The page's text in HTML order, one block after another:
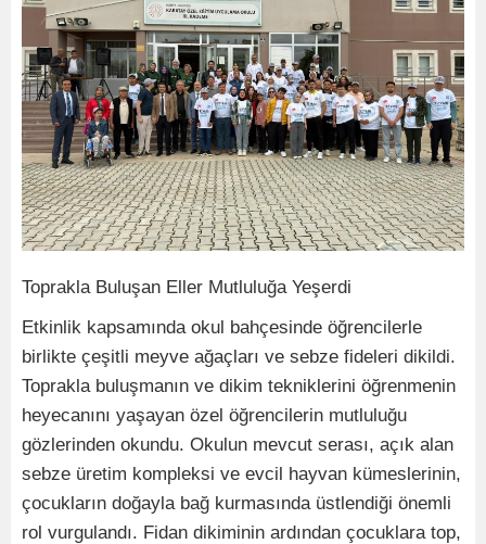
Toprakla Buluşan Eller Mutluluğa Yeşerdi
Etkinlik kapsamında okul bahçesinde öğrencilerle
birlikte çeşitli meyve ağaçları ve sebze fideleri dikildi.
Toprakla buluşmanın ve dikim tekniklerini öğrenmenin
heyecanını yaşayan özel öğrencilerin mutluluğu
gözlerinden okundu. Okulun mevcut serası, açık alan
sebze üretim kompleksi ve evcil hayvan kümeslerinin,
çocukların doğayla bağ kurmasında üstlendiği önemli
rol vurgulandı. Fidan dikiminin ardından çocuklara top,